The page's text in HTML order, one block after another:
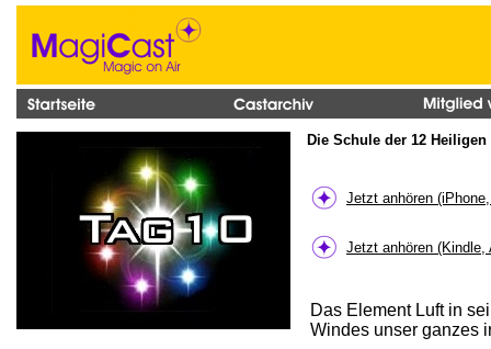
Die Schule der 12 Heiligen
Jetzt anhören
Jetzt anhören (Kindle,
Das Element Luft in
Windes unser ganzes